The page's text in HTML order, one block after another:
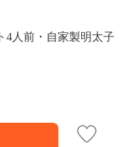
人前・自家製明太子